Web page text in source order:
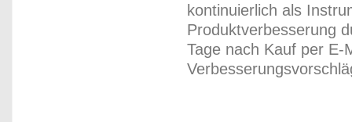
kontinuierlich als
Produktverbesserung
Tage nach Kauf per E-